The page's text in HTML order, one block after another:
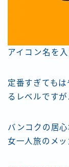
アイコン名を入
定番すぎても
るレベルです
バンコクの居
女一人旅のメッ